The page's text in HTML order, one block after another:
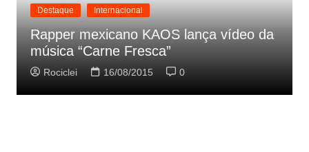
Destaque Internacional
Rapper mexicano KAOS lança vídeo da
música “Carne Fresca”
Rociclei 16/08/2015 0